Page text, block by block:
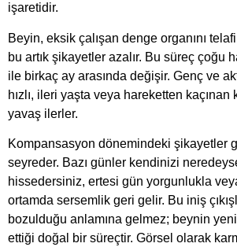
işaretidir.
Beyin, eksik çalışan denge organını
bu artık şikayetler azalır. Bu süreç çoğu
ile birkaç ay arasında değişir. Genç ve
hızlı, ileri yaşta veya hareketten
yavaş ilerler.
Kompansasyon dönemindeki şikayetler
seyreder. Bazı günler kendinizi
hissedersiniz, ertesi gün yorgunlukla
ortamda sersemlik geri gelir. Bu iniş
bozulduğu anlamına gelmez; beynin
ettiği doğal bir süreçtir. Görsel olarak